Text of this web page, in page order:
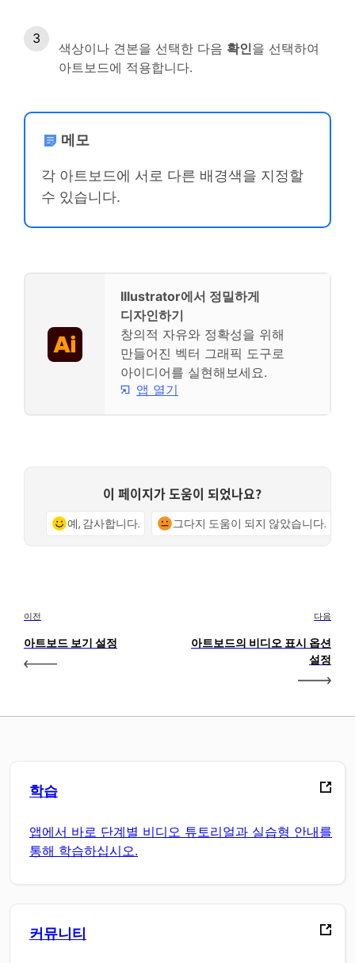
색상이나 견본을 선택한 다음 확인을 선택하여
아트보드에 적용합니다.
메모
각 아트보드에 서로 다른 배경색을 지정할
수 있습니다.
Illustrator에서 정밀하게
디자인하기
창의적 자유와 정확성을 위해
만들어진 벡터 그래픽 도구로
아이디어를 실현해보세요.
앱 열기
이 페이지가 도움이 되었나요?
예, 감사합니다. 그다지 도움이 되지 않았습니다.
이전
아트보드 보기 설정
다음
아트보드의 비디오 표시 옵션
설정
학습
앱에서 바로 단계별 비디오 튜토리얼과 실습형 안내를
통해 학습하십시오.
커뮤니티